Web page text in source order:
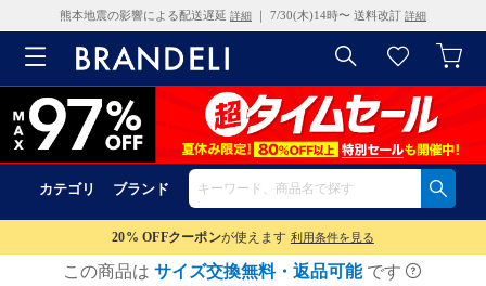
熊本地震の影響による配送遅延 詳細 ｜ 7/30(木)14時〜 送料改訂 詳細
カテゴリ ブランド
20% OFFクーポンが使えます 利用条件を見る
この商品は サイズ交換無料・返品可能 です